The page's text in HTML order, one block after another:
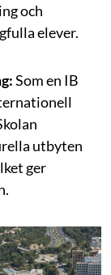
och
elever.
Som en IB
utbyten
ger